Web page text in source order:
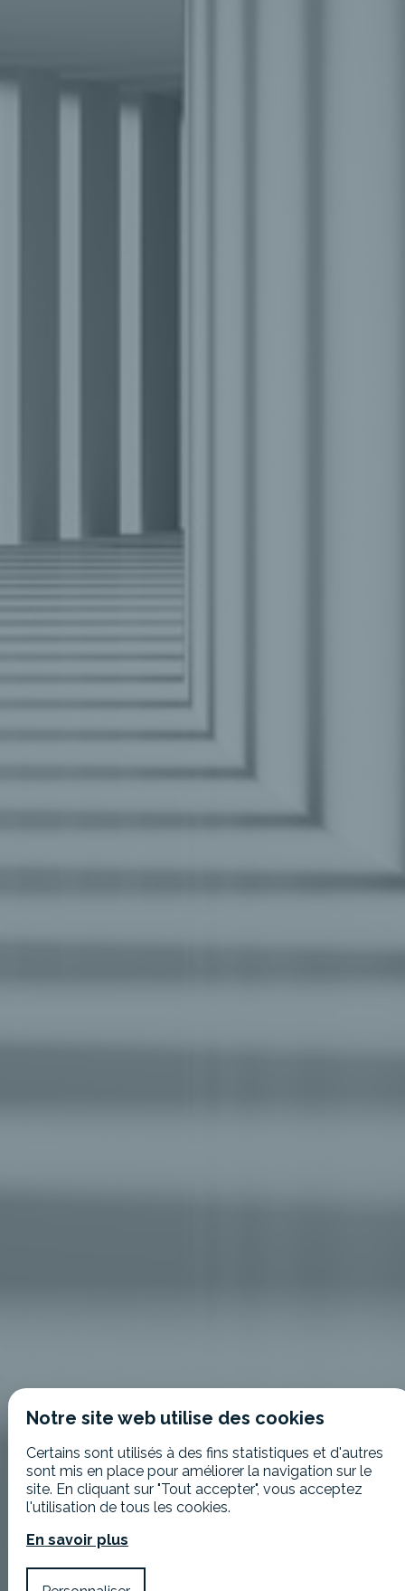
Notre site web utilise des cookies
Certains sont utilisés à des fins statistiques et d'autres
sont mis en place pour améliorer la navigation sur le
site. En cliquant sur "Tout accepter", vous acceptez
l'utilisation de tous les cookies.
En savoir plus